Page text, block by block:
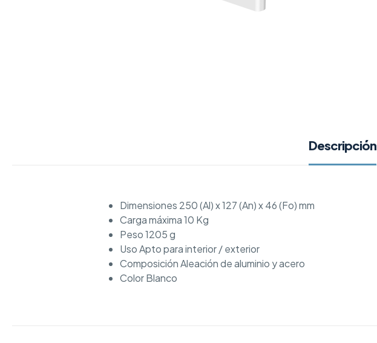
Descripción
Dimensiones 250 (Al) x 127 (An) x 46 (Fo) mm
Carga máxima 10 Kg
Peso 1205 g
Uso Apto para interior / exterior
Composición Aleación de aluminio y acero
Color Blanco